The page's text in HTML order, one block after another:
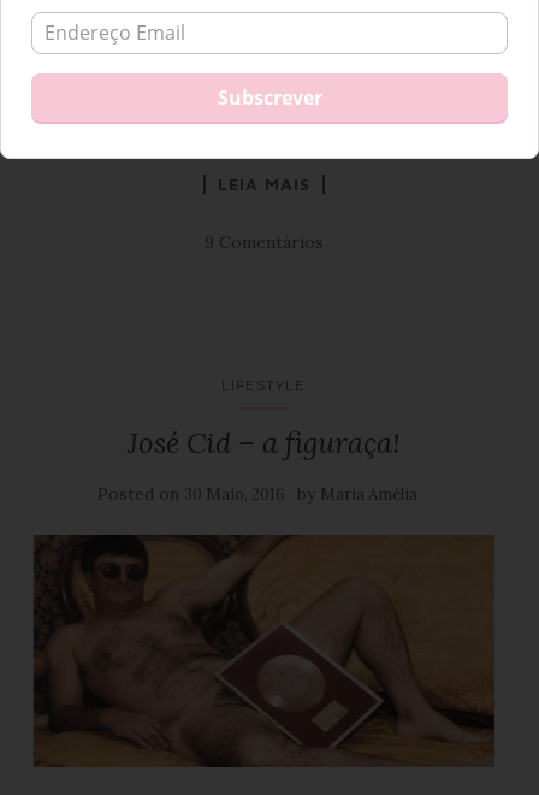
insuportável, também eu lhe achava graça! É de longe, a
ainda tentei dar-lhe amor aos molhos para ver se desarmava
LEIA MAIS
9 Comentários
LIFESTYLE
José Cid – a figuraça!
Posted on 30 Maio, 2016 by Maria Amélia